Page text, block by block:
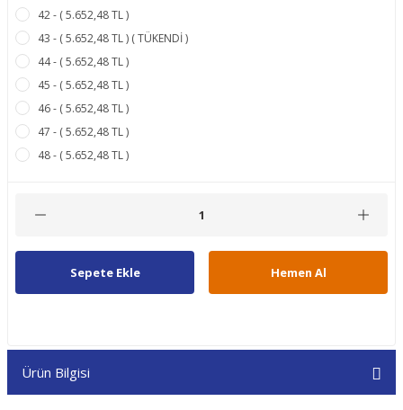
42 - ( 5.652,48 TL )
43 - ( 5.652,48 TL ) ( TÜKENDİ )
44 - ( 5.652,48 TL )
45 - ( 5.652,48 TL )
46 - ( 5.652,48 TL )
47 - ( 5.652,48 TL )
48 - ( 5.652,48 TL )
Sepete Ekle Hemen Al
Ürün Bilgisi